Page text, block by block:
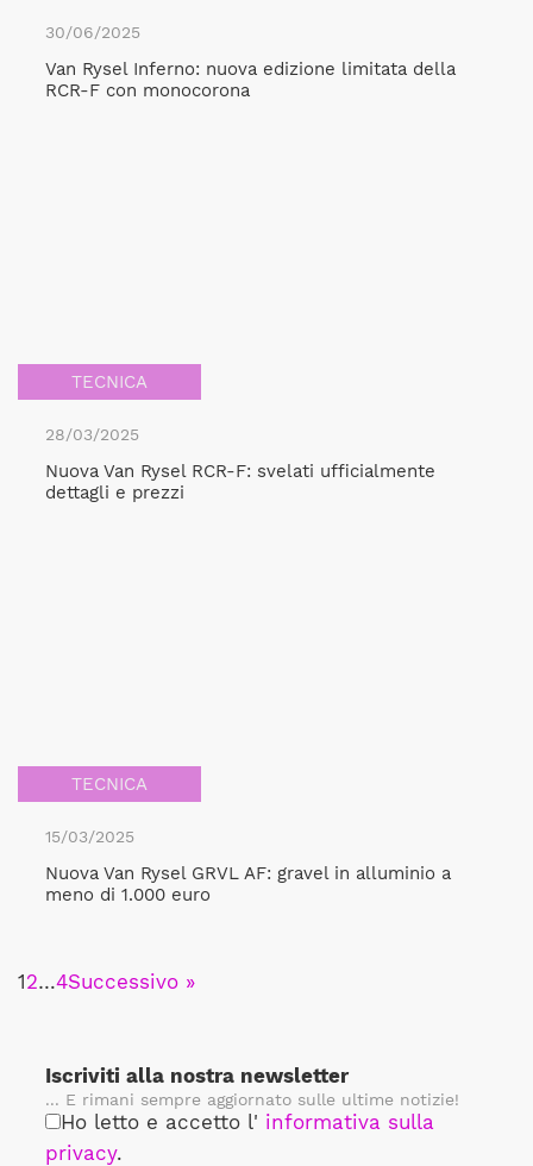
30/06/2025
Van Rysel Inferno: nuova edizione limitata della
RCR-F con monocorona
TECNICA
28/03/2025
Nuova Van Rysel RCR-F: svelati ufficialmente
dettagli e prezzi
TECNICA
15/03/2025
Nuova Van Rysel GRVL AF: gravel in alluminio a
meno di 1.000 euro
12…4Successivo »
Iscriviti alla nostra newsletter
... E rimani sempre aggiornato sulle ultime notizie!
Ho letto e accetto l' informativa sulla
privacy.